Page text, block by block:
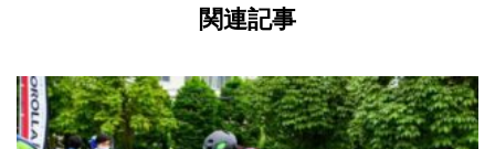
関連記事